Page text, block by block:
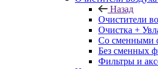
Назад
Очистители
Очистка +
Cо сменными
Без сменных
Фильтры и